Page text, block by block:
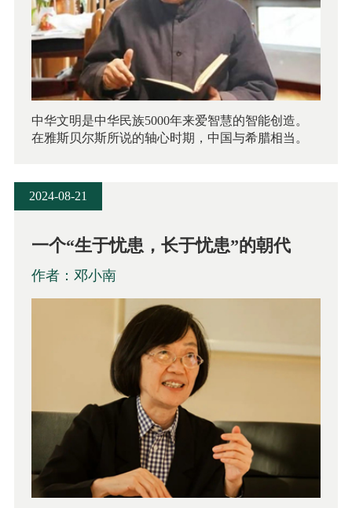
中华文明是中华民族5000年来爱智慧的智能创造。
在雅斯贝尔斯所说的轴心时期，中国与希腊相当。
2024-08-21
一个“生于忧患，长于忧患”的朝代
作者：邓小南